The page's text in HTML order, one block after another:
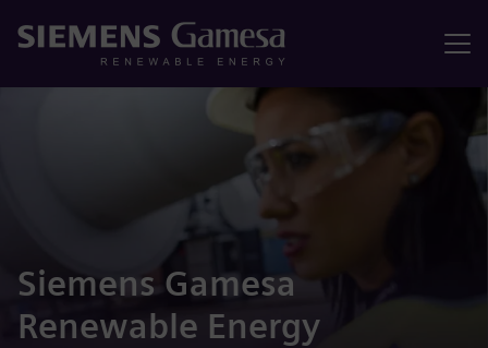
Siemens Gamesa
Renewable Energy